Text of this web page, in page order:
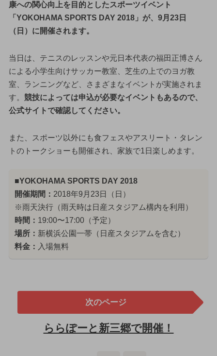
康への関心向上を目的としたスポーツイベント
「YOKOHAMA SPORTS DAY 2018」が、9月23日
（日）に開催されます。
当日は、テニスのレッスンや元日本代表の福田正博さん
による小学生向けサッカー教室、芝生の上でのヨガ教
室、ランニングなど、さまざまなイベントが実施されま
す。 競技によっては申込が必要なイベントもあるので、
公式サイトで確認してください。
また、スポーツ以外にも食フェスやアスリート・タレン
トのトークショーも開催され、家族で1日楽しめます。
■YOKOHAMA SPORTS DAY 2018
開催期間： 2018年9月23日（日）
※雨天決行（雨天時は日産スタジアム構内を利用）
時間： 19:00〜17:00（予定）
場所： 新横浜公園一帯（日産スタジアムを含む）
料金： 入場無料
次のページ
ららぽーと新三郷で開催！